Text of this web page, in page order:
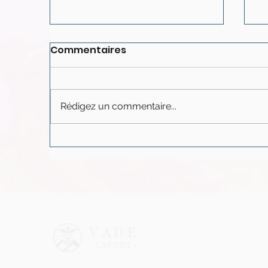
Pourquoi avons-nous
Commentaires
Rédigez un commentaire...